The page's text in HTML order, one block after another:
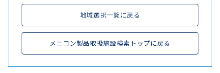
地域選択一覧に戻る
メニコン製品取扱施設検索トップに戻る